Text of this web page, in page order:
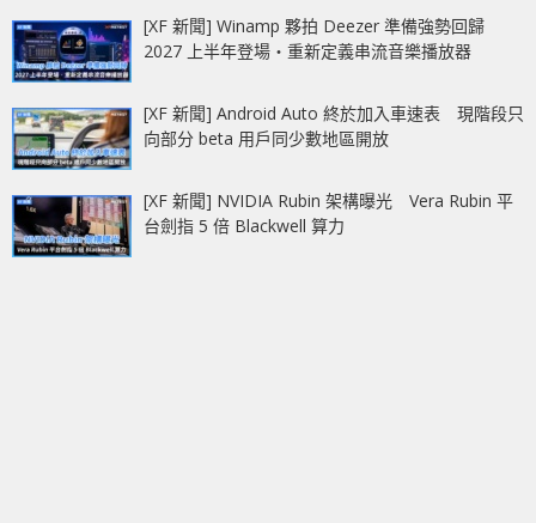
[XF 新聞] Winamp 夥拍 Deezer 準備強勢回歸
2027 上半年登場‧重新定義串流音樂播放器
[XF 新聞] Android Auto 終於加入車速表 現階段只
向部分 beta 用戶同少數地區開放
[XF 新聞] NVIDIA Rubin 架構曝光 Vera Rubin 平
台劍指 5 倍 Blackwell 算力